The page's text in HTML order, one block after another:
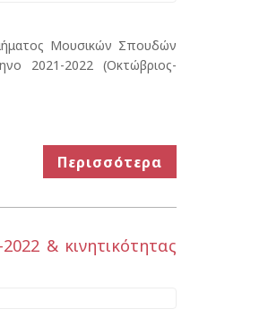
Μουσικών Σπουδών
2021-2022 (Οκτώβριος-
Περισσότερα
& κινητικότητας